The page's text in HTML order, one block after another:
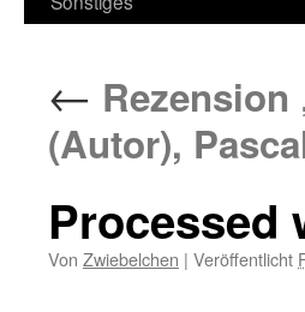
←
(Autor),
Processed
Von Zwiebelchen | Veröffentlicht